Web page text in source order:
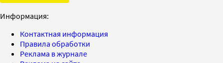
Информация:
Контактная информация
Правила обработки
Реклама в журнале